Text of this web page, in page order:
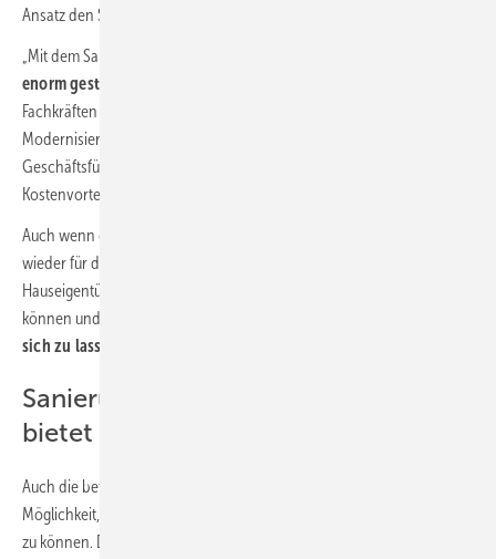
Ansatz den Sanierungsmarkt revolutionieren kann.
„Mit dem Sanierungssprint kann die
enorm gesteigert
Fachkräften viel mehr zu schaffen und mit der energetischen
Modernisierung große Schritte nach vorn zu gehen“, sagt Deneff-
Geschäftsführer Henning Ellermann. Zudem seien dadurch
Kostenvorteile erreichbar.
Auch wenn die Zeit anstrengend war, würde sich die Baufamilie
wieder für den Sanierungssprint entscheiden. Er sei für
Hauseigentümer:innen eine Möglichkeit, deutlich besser planen zu
können und den
sich zu lassen.
Sanierungssprint: Diese Vorteile
bietet er dem Handwerk
Auch die beteiligten Handwerksbetriebe sehen Vorteile: Es biete die
Möglichkeit,
zu können. Dass alle Gewerke gleichzeitig auf der Baustelle sind,